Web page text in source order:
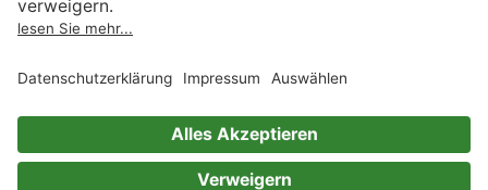
Impressum
Immer ein gutes Buch